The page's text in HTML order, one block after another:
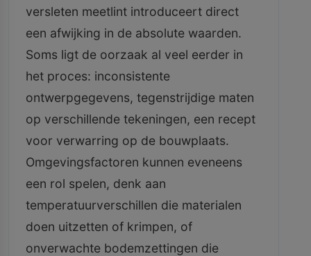
versleten meetlint introduceert direct
een afwijking in de absolute waarden.
Soms ligt de oorzaak al veel eerder in
het proces: inconsistente
ontwerpgegevens, tegenstrijdige maten
op verschillende tekeningen, een recept
voor verwarring op de bouwplaats.
Omgevingsfactoren kunnen eveneens
een rol spelen, denk aan
temperatuurverschillen die materialen
doen uitzetten of krimpen, of
onverwachte bodemzettingen die